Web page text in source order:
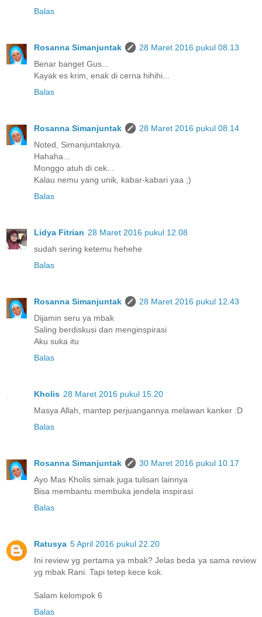
Balas
Rosanna Simanjuntak
28 Maret 2016 pukul 08.13
Benar banget Gus...
Kayak es krim, enak di cerna hihihi...
Balas
Rosanna Simanjuntak
28 Maret 2016 pukul 08.14
Noted, Simanjuntaknya.
Hahaha...
Monggo atuh di cek...
Kalau nemu yang unik, kabar-kabari yaa ;)
Balas
Lidya Fitrian 28 Maret 2016 pukul 12.08
sudah sering ketemu hehehe
Balas
Rosanna Simanjuntak
28 Maret 2016 pukul 12.43
Dijamin seru ya mbak
Saling berdiskusi dan menginspirasi
Aku suka itu
Balas
Kholis 28 Maret 2016 pukul 15.20
Masya Allah, mantep perjuangannya melawan kanker :D
Balas
Rosanna Simanjuntak
30 Maret 2016 pukul 10.17
Ayo Mas Kholis simak juga tulisan lainnya
Bisa membantu membuka jendela inspirasi
Balas
Ratusya 5 April 2016 pukul 22.20
Ini review yg pertama ya mbak? Jelas beda ya sama review
yg mbak Rani. Tapi tetep kece kok.
Salam kelompok 6
Balas